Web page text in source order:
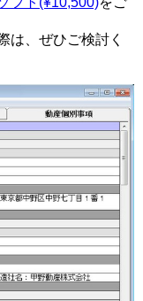
は、ぜひご検討く